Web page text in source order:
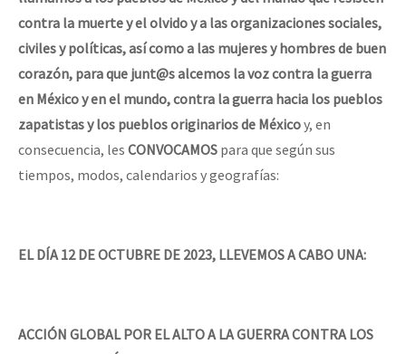
contra la muerte y el olvido y a las organizaciones sociales,
civiles y políticas, así como a las mujeres y hombres de buen
corazón, para que junt@s alcemos la voz contra la guerra
en México y en el mundo, contra la guerra hacia los pueblos
zapatistas y los pueblos originarios de Méxicoy, en
consecuencia, les CONVOCAMOS para que según sus
tiempos, modos, calendarios y geografías:
EL DÍA 12 DE OCTUBRE DE 2023, LLEVEMOS A CABO UNA:
ACCIÓN GLOBAL POR EL ALTO A LA GUERRA CONTRA LOS